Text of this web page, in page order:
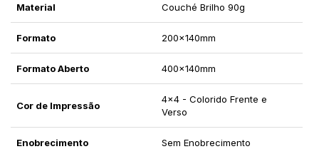
Material Couché Brilho 90g
Formato 200x140mm
Formato Aberto 400x140mm
Cor de Impressão
4x4 - Colorido Frente e
Verso
Enobrecimento Sem Enobrecimento